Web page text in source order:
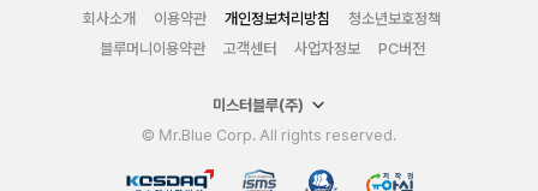
회사소개 이용약관 개인정보처리방침
청소년보호정책
블루머니이용약관
고객센터 사업자정보 PC버전
미스터블루(주)
© Mr.Blue Corp. All rights reserved.